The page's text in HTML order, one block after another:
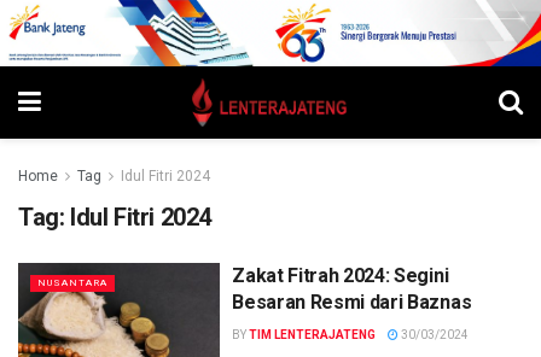
Home Tag Idul Fitri 2024
Tag: Idul Fitri 2024
NUSANTARA
Zakat Fitrah 2024: Segini
Besaran Resmi dari Baznas
BYTIM LENTERAJATENG 30/03/2024